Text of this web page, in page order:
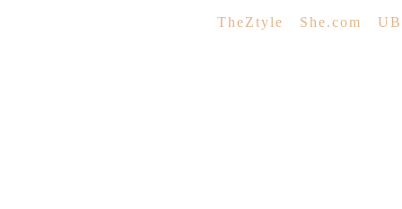
TheZtyle She.com